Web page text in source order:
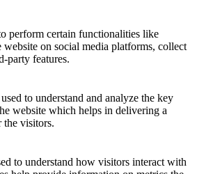
perform certain functionalities like
website on social media platforms, collect
party features.
to understand and analyze the key
website which helps in delivering a
the visitors.
to understand how visitors interact with